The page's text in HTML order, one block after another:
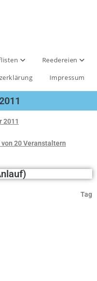
Reedereien
Impressum
2011
20 Veranstaltern
Tag